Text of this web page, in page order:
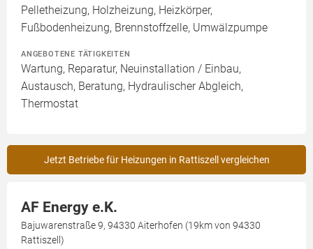
Pelletheizung, Holzheizung, Heizkörper,
Fußbodenheizung, Brennstoffzelle, Umwälzpumpe
ANGEBOTENE TÄTIGKEITEN
Wartung, Reparatur, Neuinstallation / Einbau,
Austausch, Beratung, Hydraulischer Abgleich,
Thermostat
Jetzt Betriebe für Heizungen in Rattiszell vergleichen
AF Energy e.K.
Bajuwarenstraße 9, 94330 Aiterhofen (19km von 94330
Rattiszell)